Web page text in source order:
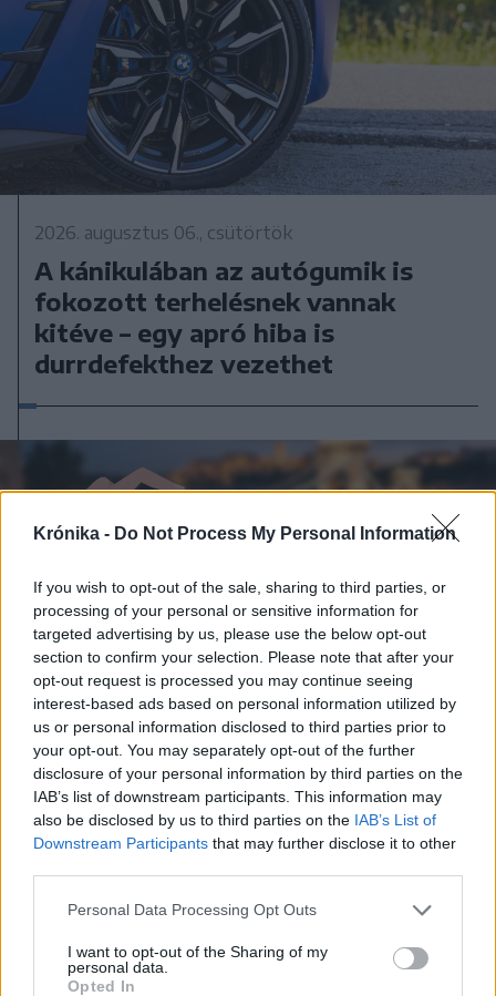
Krónika - Do Not Process My Personal Information
If you wish to opt-out of the sale, sharing to third parties, or
processing of your personal or sensitive information for
targeted advertising by us, please use the below opt-out
section to confirm your selection. Please note that after your
opt-out request is processed you may continue seeing
interest-based ads based on personal information utilized by
us or personal information disclosed to third parties prior to
your opt-out. You may separately opt-out of the further
disclosure of your personal information by third parties on the
IAB’s list of downstream participants. This information may
also be disclosed by us to third parties on the IAB’s List of
Downstream Participants that may further disclose it to other
Personal Data Processing Opt Outs
I want to opt-out of the Sharing of my
personal data.
Opted In
2026. augusztus 06., csütörtök
A kánikulában az autógumik is
fokozott terhelésnek vannak
kitéve – egy apró hiba is
durrdefekthez vezethet
2026. augusztus 06., csütörtök
Ezerarcú Magyarország – így látjuk
mi: mutasd meg a kedvenc
élményedet, és nyerj a Krónikával!